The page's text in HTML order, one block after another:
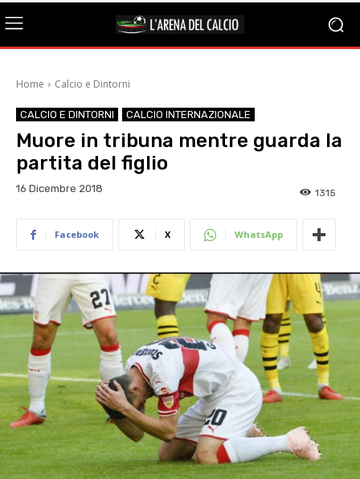
Home Calcio e Dintorni
CALCIO E DINTORNI CALCIO INTERNAZIONALE
Muore in tribuna mentre guarda la
partita del figlio
16 Dicembre 2018 1315
Facebook X WhatsApp